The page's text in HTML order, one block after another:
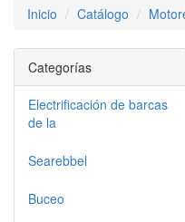
Inicio Catálogo
Categorías
Electrificación de barcas
de la
Searebbel
Buceo